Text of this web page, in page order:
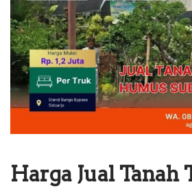
Harga Jual Tanah